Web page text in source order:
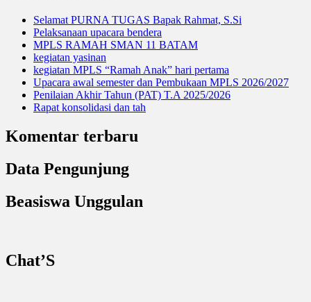
Selamat PURNA TUGAS Bapak Rahmat, S.Si
Pelaksanaan upacara bendera
MPLS RAMAH SMAN 11 BATAM
kegiatan yasinan
kegiatan MPLS “Ramah Anak” hari pertama
Upacara awal semester dan Pembukaan MPLS 2026/2027
Penilaian Akhir Tahun (PAT) T.A 2025/2026
Rapat konsolidasi dan tah
Komentar terbaru
Data Pengunjung
Beasiswa Unggulan
Chat’S